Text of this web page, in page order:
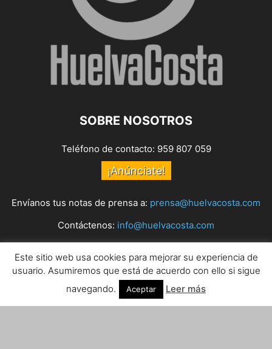
SOBRE NOSOTROS
Teléfono de contacto: 959 807 059
¡Anúnciate!
Envíanos tus notas de prensa a: prensa@huelvacosta.com
Contáctenos: info@huelvacosta.com
SÍGUENOS
Este sitio web usa cookies para mejorar su experiencia de
usuario. Asumiremos que está de acuerdo con ello si sigue
navegando.
Aceptar Leer más